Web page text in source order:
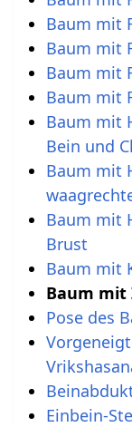
Baum mit
Baum mit
Baum mit
Baum mit
Baum mit
Bein und
Baum mit
Baum mit
Brust
Baum mit
Baum mit
Pose des
Einbein-